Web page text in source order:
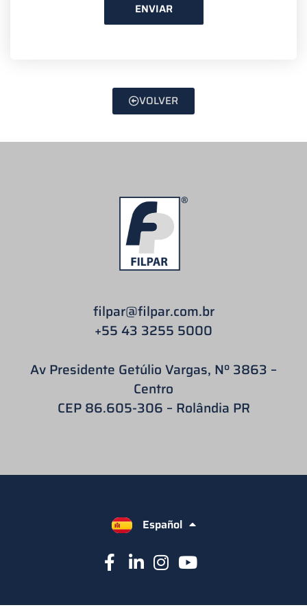
ENVIAR
VOLVER
filpar@filpar.com.br
+55 43 3255 5000
Av Presidente Getúlio Vargas, Nº 3863 –
Centro
CEP 86.605-306 – Rolândia PR
Español
English
Português